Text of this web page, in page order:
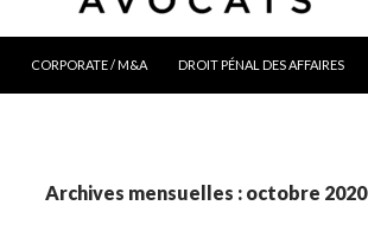
CORPORATE / M&A DROIT PÉNAL DES AFFAIRES
Archives mensuelles : octobre 2020